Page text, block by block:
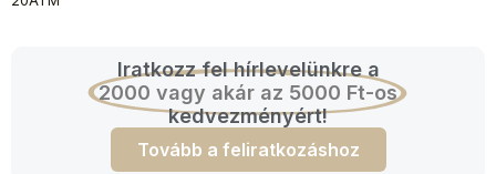
Iratkozz fel hírlevelünkre a
2000 vagy akár az 5000 Ft-os
kedvezményért!
Tovább a feliratkozáshoz